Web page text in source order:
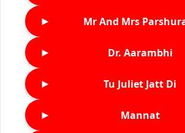
► Mr And Mrs
► Dr. Aarambhi
► Tu Juliet Jatt Di
► Mannat